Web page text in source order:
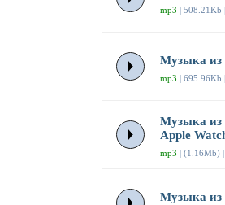
mp3 | 508.21Kb
Музыка из
mp3 | 695.96Kb
Музыка из
Apple
mp3 | (1.16Mb)
Музыка из